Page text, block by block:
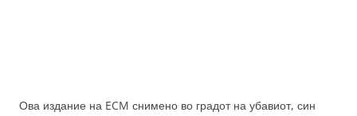
Ова издание на ECM снимено во градот на убавиот, син